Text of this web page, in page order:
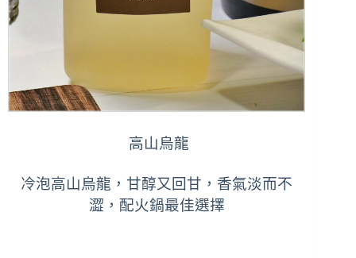
高山烏龍
冷泡高山烏龍，甘醇又回甘，香氣淡而不
澀，配火鍋最佳選擇